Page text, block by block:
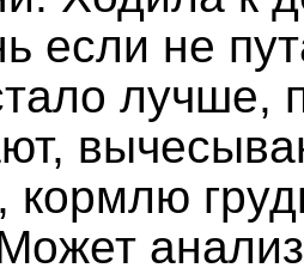
если не
лучше,
кормлю